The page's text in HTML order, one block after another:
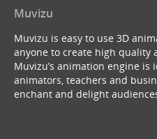
Muvizu
Muvizu is easy to use 3D
anyone to create high quality
Muvizu’s animation engine is
animators, teachers and
enchant and delight